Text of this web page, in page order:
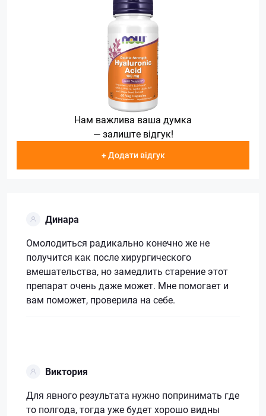
Нам важлива ваша думка
— залиште відгук!
+ Додати відгук
Динара
Омолодиться радикально конечно же не
получится как после хирургического
вмешательства, но замедлить старение этот
препарат очень даже может. Мне помогает и
вам поможет, проверила на себе.
Виктория
Для явного результата нужно попринимать где
то полгода, тогда уже будет хорошо видны